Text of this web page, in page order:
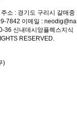
주소 : 경기도 구리시 갈매중
7842 이메일 : neodig@na
36 신내데시앙플렉스지식
RESERVED.
)